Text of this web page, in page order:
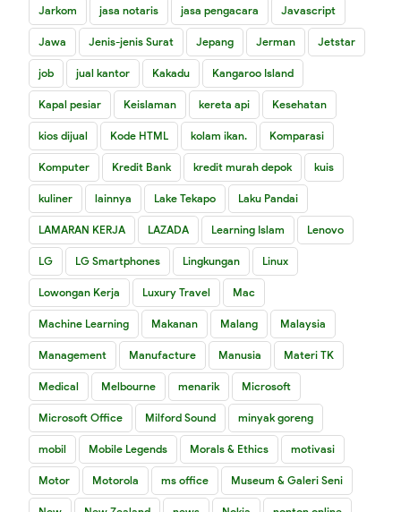
Jarkom jasa notaris jasa pengacara Javascript
Jawa Jenis-jenis Surat Jepang Jerman Jetstar
job jual kantor Kakadu Kangaroo Island
Kapal pesiar Keislaman kereta api Kesehatan
kios dijual Kode HTML kolam ikan. Komparasi
Komputer Kredit Bank kredit murah depok kuis
kuliner lainnya Lake Tekapo Laku Pandai
LAMARAN KERJA LAZADA Learning Islam Lenovo
LG LG Smartphones Lingkungan Linux
Lowongan Kerja Luxury Travel Mac
Machine Learning Makanan Malang Malaysia
Management Manufacture Manusia Materi TK
Medical Melbourne menarik Microsoft
Microsoft Office Milford Sound minyak goreng
mobil Mobile Legends Morals & Ethics motivasi
Motor Motorola ms office Museum & Galeri Seni